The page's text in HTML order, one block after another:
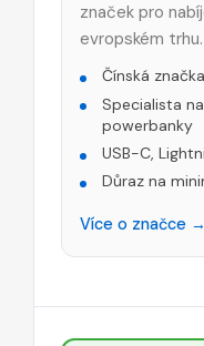
značek pro
evropském trhu.
Čínská
Specialista
powerbanky
USB-C,
Důraz na
Více o značce →